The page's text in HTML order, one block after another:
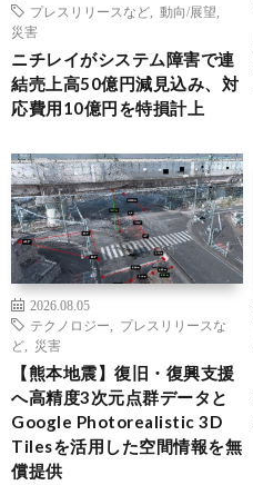
プレスリリースなど
動向/展望
災害
ニチレイがシステム障害で連
結売上高50億円減見込み、対
応費用10億円を特損計上
2026.08.05
テクノロジー
プレスリリースな
ど
災害
【熊本地震】復旧・復興支援
へ高精度3次元点群データと
Google Photorealistic 3D
Tilesを活用した空間情報を無
償提供